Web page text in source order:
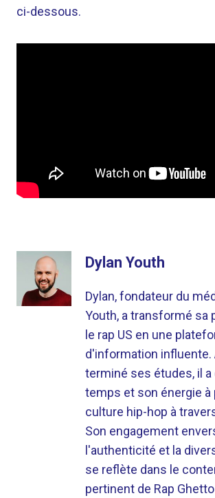
ci-dessous.
Dylan Youth
Dylan, fondateur du
Youth, a transformé sa
le rap US en une
d'information influente.
terminé ses études, il
temps et son énergie à
culture hip-hop à
Son engagement
l'authenticité et la
se reflète dans le
pertinent de Rap